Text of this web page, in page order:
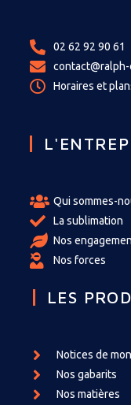
02 62 92 90 61
Horaires et
Qui sommes-
La sublimation
Nos
Nos forces
LES
Notices de
Nos gabarits
Nos matières